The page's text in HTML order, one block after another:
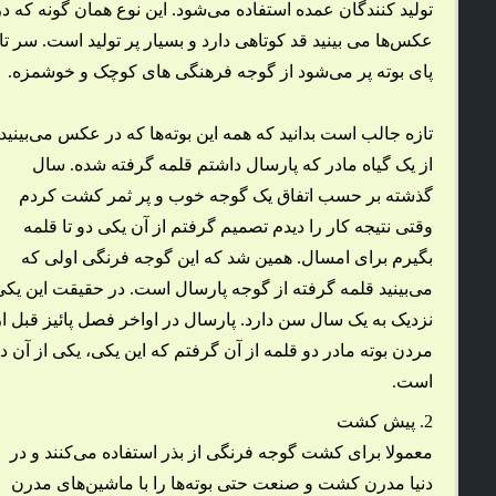
تولید کنندگان عمده استفاده می‌شود. این نوع همان گونه که
عکس‌ها می بینید قد کوتاهی دارد و بسیار پر تولید است. سر تا
پای بوته پر می‌شود از گوجه فرهنگی های کوچک و خوشمزه.
تازه جالب است بدانید که همه این بوته‌ها که در عکس می‌بینید
از یک گیاه مادر که پارسال داشتم قلمه گرفته شده. سال
گذشته بر حسب اتفاق یک گوجه خوب و پر ثمر کشت کردم
وقتی نتیجه کار را دیدم تصمیم گرفتم از آن یکی دو تا قلمه
بگیرم برای امسال. همین شد که این گوجه فرنگی اولی که
می‌بینید قلمه گرفته از گوجه پارسال است. در حقیقت این
نزدیک به یک سال سن دارد. پارسال در اواخر فصل پائیز قبل
مردن بوته مادر دو قلمه از آن گرفتم که این یکی، یکی از آن
است.
2. پیش کشت
معمولا برای کشت گوجه فرنگی از بذر استفاده می‌کنند و در
دنیا مدرن کشت و صنعت حتی بوته‌ها را با ماشین‌های مدرن